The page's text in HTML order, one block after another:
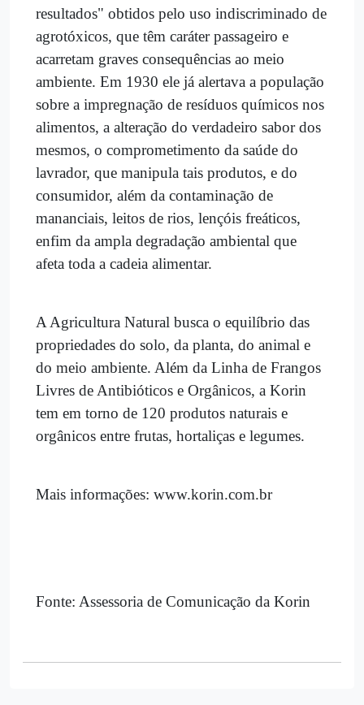
resultados" obtidos pelo uso indiscriminado de
agrotóxicos, que têm caráter passageiro e
acarretam graves consequências ao meio
ambiente. Em 1930 ele já alertava a população
sobre a impregnação de resíduos químicos nos
alimentos, a alteração do verdadeiro sabor dos
mesmos, o comprometimento da saúde do
lavrador, que manipula tais produtos, e do
consumidor, além da contaminação de
mananciais, leitos de rios, lençóis freáticos,
enfim da ampla degradação ambiental que
afeta toda a cadeia alimentar.
A Agricultura Natural busca o equilíbrio das
propriedades do solo, da planta, do animal e
do meio ambiente. Além da Linha de Frangos
Livres de Antibióticos e Orgânicos, a Korin
tem em torno de 120 produtos naturais e
orgânicos entre frutas, hortaliças e legumes.
Mais informações: www.korin.com.br
Fonte: Assessoria de Comunicação da Korin